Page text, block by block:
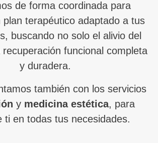
de forma coordinada para
terapéutico adaptado a tus
buscando no solo el alivio del
funcional completa
y duradera.
también con los servicios
y medicina estética, para
ti en todas tus necesidades.